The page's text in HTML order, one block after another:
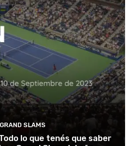
GRAND SLAMS
lo que tenés que saber